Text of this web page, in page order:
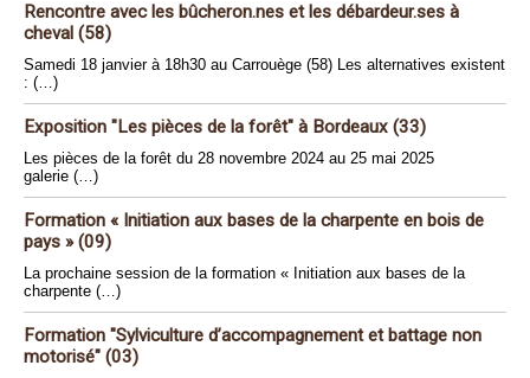
Rencontre avec les bûcheron.nes et les débardeur.ses à
cheval (58)
Samedi 18 janvier à 18h30 au Carrouège (58) Les alternatives existent
: (…)
Exposition "Les pièces de la forêt" à Bordeaux (33)
Les pièces de la forêt du 28 novembre 2024 au 25 mai 2025
galerie (…)
Formation « Initiation aux bases de la charpente en bois de
pays » (09)
La prochaine session de la formation « Initiation aux bases de la
charpente (…)
Formation "Sylviculture d’accompagnement et battage non
motorisé" (03)